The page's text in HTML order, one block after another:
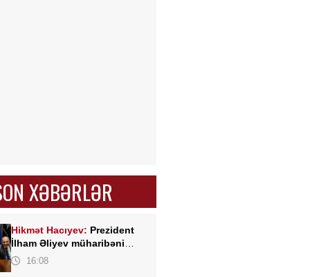
XƏBƏRLƏR
Hikmət Hacıyev: Prezident
İlham Əliyev müharibəni
qazandı, eyni zamanda sülhü
16:08